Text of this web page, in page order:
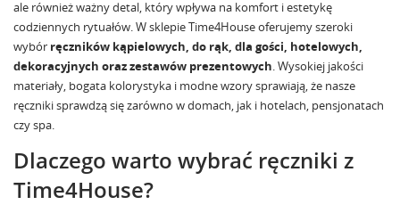
ale również ważny detal, który wpływa na komfort i estetykę
codziennych rytuałów. W sklepie Time4House oferujemy szeroki
wybór ręczników kąpielowych, do rąk, dla gości, hotelowych,
dekoracyjnych oraz zestawów prezentowych. Wysokiej jakości
materiały, bogata kolorystyka i modne wzory sprawiają, że nasze
ręczniki sprawdzą się zarówno w domach, jak i hotelach, pensjonatach
czy spa.
Dlaczego warto wybrać ręczniki z
Time4House?